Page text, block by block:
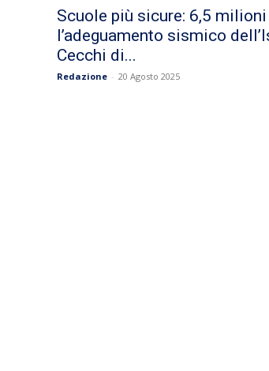
Scuole più sicure: 6,5 milioni
l’adeguamento sismico
Cecchi di...
Redazione - 20 Agosto 2025